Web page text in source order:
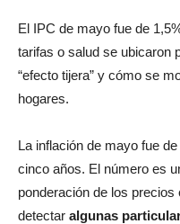
El IPC de mayo fue de
tarifas o salud se ubicaron
“efecto tijera” y cómo se
hogares.
La inflación de mayo fue
cinco años. El número es
ponderación de los
detectar algunas